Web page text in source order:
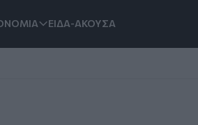
ΕΙΔΑ-ΑΚΟΥΣΑ